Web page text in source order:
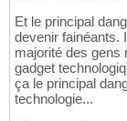
Et le principal
devenir fainéants.
majorité des gens
gadget
ça le principal
technologie...